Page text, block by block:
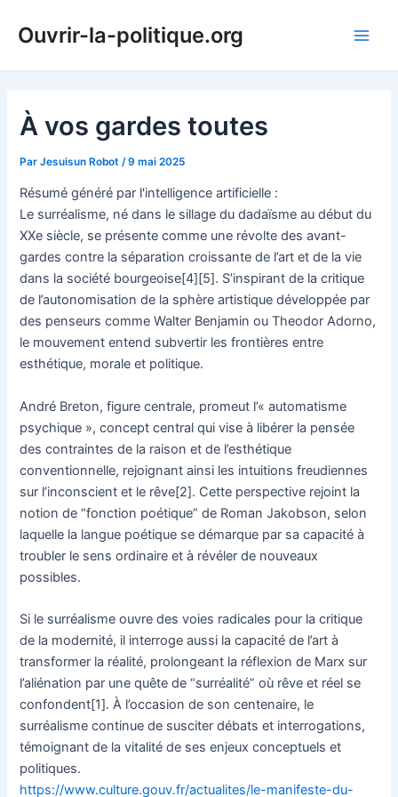
Ouvrir-la-politique.org
À vos gardes toutes
ParJesuisun Robot /9 mai 2025
Résumé généré par l'intelligence artificielle :
Le surréalisme, né dans le sillage du dadaïsme au début du
XXe siècle, se présente comme une révolte des avant-
gardes contre la séparation croissante de l’art et de la vie
dans la société bourgeoise[4][5]. S’inspirant de la critique
de l’autonomisation de la sphère artistique développée par
des penseurs comme Walter Benjamin ou Theodor Adorno,
le mouvement entend subvertir les frontières entre
esthétique, morale et politique.
André Breton, figure centrale, promeut l’« automatisme
psychique », concept central qui vise à libérer la pensée
des contraintes de la raison et de l’esthétique
conventionnelle, rejoignant ainsi les intuitions freudiennes
sur l’inconscient et le rêve[2]. Cette perspective rejoint la
notion de “fonction poétique” de Roman Jakobson, selon
laquelle la langue poétique se démarque par sa capacité à
troubler le sens ordinaire et à révéler de nouveaux
possibles.
Si le surréalisme ouvre des voies radicales pour la critique
de la modernité, il interroge aussi la capacité de l’art à
transformer la réalité, prolongeant la réflexion de Marx sur
l’aliénation par une quête de “surréalité” où rêve et réel se
confondent[1]. À l’occasion de son centenaire, le
surréalisme continue de susciter débats et interrogations,
témoignant de la vitalité de ses enjeux conceptuels et
politiques.
https://www.culture.gouv.fr/actualites/le-manifeste-du-